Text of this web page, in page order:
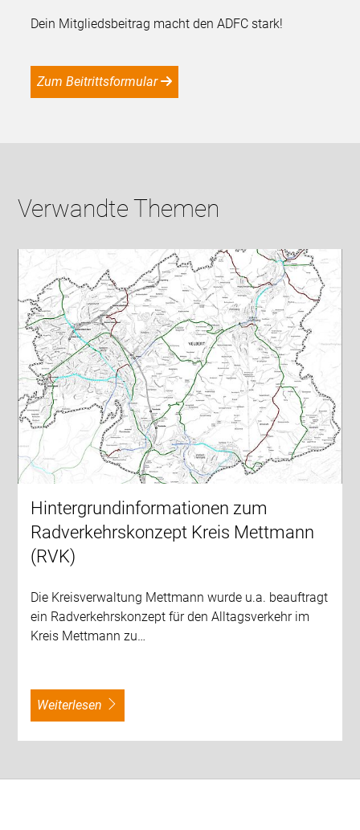
Dein Mitgliedsbeitrag macht den ADFC stark!
Zum Beitrittsformular
Verwandte Themen
Hintergrundinformationen zum
Radverkehrskonzept Kreis Mettmann
(RVK)
Die Kreisverwaltung Mettmann wurde u.a. beauftragt
ein Radverkehrskonzept für den Alltagsverkehr im
Kreis Mettmann zu…
weiterlesen